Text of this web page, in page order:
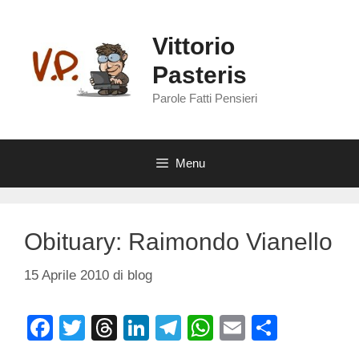
contenuto
Vittorio
Pasteris
Parole Fatti Pensieri
Menu
Obituary: Raimondo Vianello
15 Aprile 2010 di blog
F
T
T
Li
T
W E